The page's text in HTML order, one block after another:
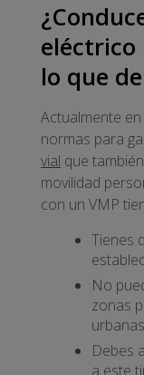
eléctrico
lo que
Actualmente
normas para
vial que
movilidad
con un VMP
Tienes
No
zonas
Debes
a este